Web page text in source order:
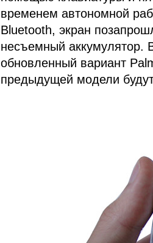
временем автономной
Bluetooth, экран
несъемный аккумулятор.
обновленный вариант
предыдущей модели